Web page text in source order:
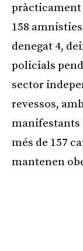
pràcticament
158
denegat 4,
policials
sector
revessos,
manifestants
més de 157
mantenen